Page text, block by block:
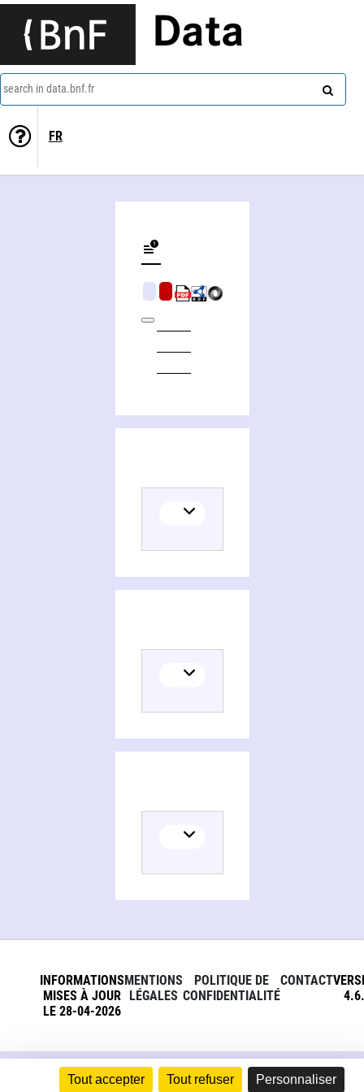
Tout accepter Tout refuser Personnaliser
Data
search in data.bnf.fr
FR
INFORMATIONS
MISES À JOUR
LE 28-04-2026
MENTIONS
LÉGALES
POLITIQUE DE
CONFIDENTIALITÉ
CONTACT